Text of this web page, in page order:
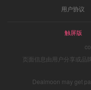
用户协议
触屏版
页面信息由用户分享或品
Dealmoon may get